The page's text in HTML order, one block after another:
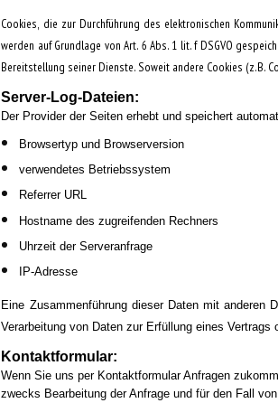
Cookies, die zur Durchführung des elektronischen
werden auf Grundlage von Art. 6 Abs. 1 lit. f DSGVO
Bereitstellung seiner Dienste. Soweit andere Cookies (z.B.
Server-Log-Dateien:
Der Provider der Seiten erhebt und speichert
Browsertyp und Browserversion
verwendetes Betriebssystem
Referrer URL
Hostname des zugreifenden Rechners
Uhrzeit der Serveranfrage
IP-Adresse
Eine Zusammenführung dieser Daten mit
Verarbeitung von Daten zur Erfüllung eines
Kontaktformular:
Wenn Sie uns per Kontaktformular Anfragen
zwecks Bearbeitung der Anfrage und für den Fall